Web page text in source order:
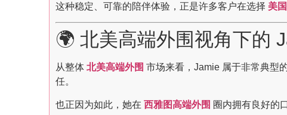
这种稳定、可靠的陪伴体验，正是许多客户在选择 美
🌍 北美高端外围视角下的
从整体 北美高端外围 市场来看，Jamie 属于非常典型
任。
也正因为如此，她在 西雅图高端外围 圈内拥有良好的